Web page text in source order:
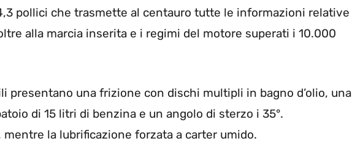
pollici che trasmette al centauro tutte le informazioni relative
alla marcia inserita e i regimi del motore superati i 10.000
presentano una frizione con dischi multipli in bagno d’olio, una
di 15 litri di benzina e un angolo di sterzo i 35°.
mentre la lubrificazione forzata a carter umido.